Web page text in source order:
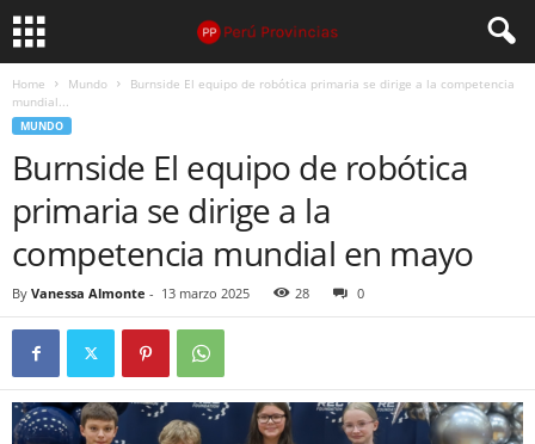
Home Mundo
Burnside El equipo de robótica primaria se dirige a la competencia
mundial...
MUNDO
Burnside El equipo de robótica
primaria se dirige a la
competencia mundial en mayo
By Vanessa Almonte - 13 marzo 2025 28 0